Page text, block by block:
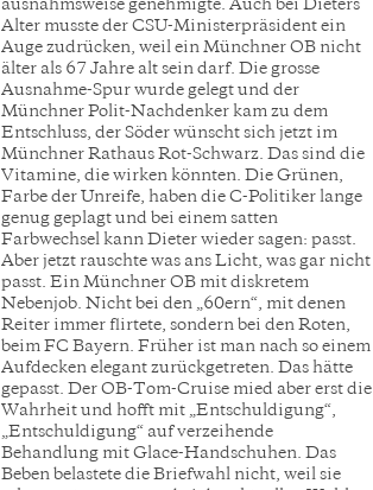
Alter musste der CSU-Ministerpräsident ein
Auge zudrücken, weil ein Münchner OB nicht
älter als 67 Jahre alt sein darf. Die grosse
Ausnahme-Spur wurde gelegt und der
Münchner Polit-Nachdenker kam zu dem
Entschluss, der Söder wünscht sich jetzt im
Münchner Rathaus Rot-Schwarz. Das sind die
Vitamine, die wirken könnten. Die Grünen,
Farbe der Unreife, haben die C-Politiker lange
genug geplagt und bei einem satten
Farbwechsel kann Dieter wieder sagen: passt.
Aber jetzt rauschte was ans Licht, was gar nicht
passt. Ein Münchner OB mit diskretem
Nebenjob. Nicht bei den „60ern“, mit denen
Reiter immer flirtete, sondern bei den Roten,
beim FC Bayern. Früher ist man nach so einem
Aufdecken elegant zurückgetreten. Das hätte
gepasst. Der OB-Tom-Cruise mied aber erst die
Wahrheit und hofft mit „Entschuldigung“,
„Entschuldigung“ auf verzeihende
Behandlung mit Glace-Handschuhen. Das
Beben belastete die Briefwahl nicht, weil sie